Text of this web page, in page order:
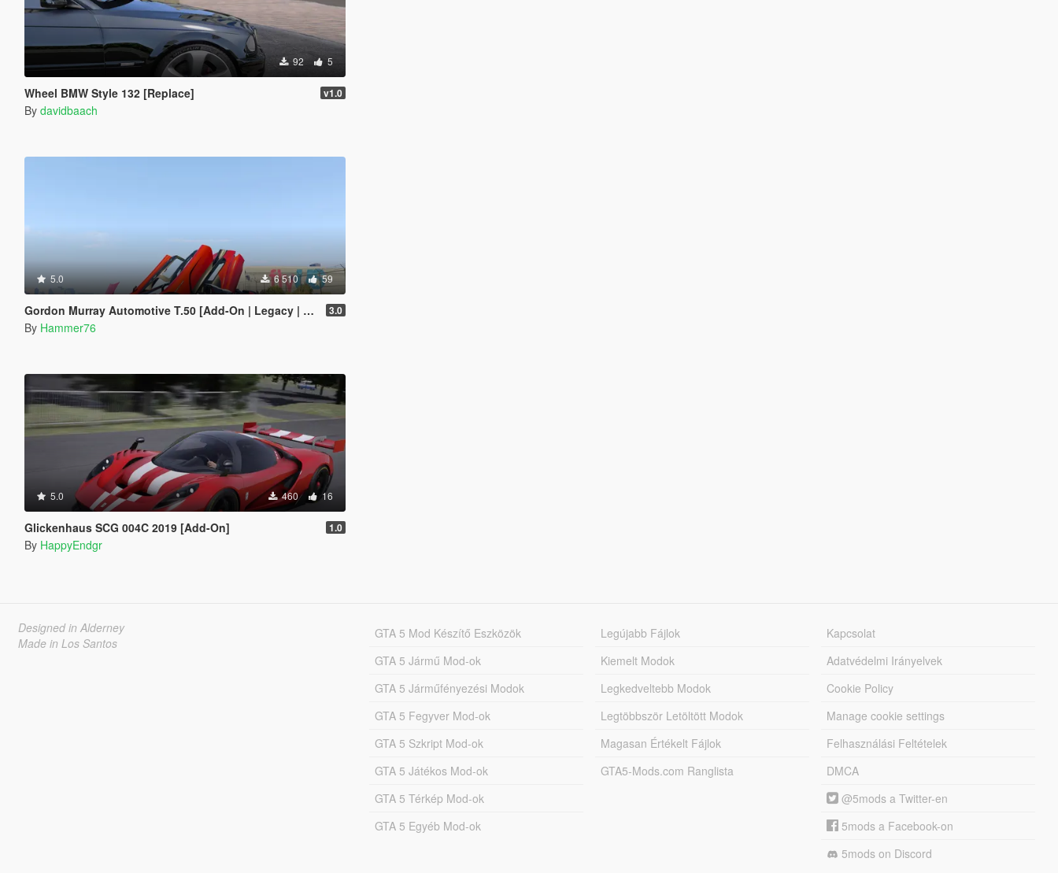
92 5
Wheel BMW Style 132 [Replace] v1.0
By davidbaach
5.0 6 510 59
Gordon Murray Automotive T.50 [Add-On | Legacy | Enhanced] 3.0
By Hammer76
5.0 460 16
Glickenhaus SCG 004C 2019 [Add-On] 1.0
By HappyEndgr
Designed in Alderney
Made in Los Santos
GTA 5 Mod Készítő Eszközök
GTA 5 Jármű Mod-ok
GTA 5 Járműfényezési Modok
GTA 5 Fegyver Mod-ok
GTA 5 Szkript Mod-ok
GTA 5 Játékos Mod-ok
GTA 5 Térkép Mod-ok
GTA 5 Egyéb Mod-ok
Legújabb Fájlok
Kiemelt Modok
Legkedveltebb Modok
Legtöbbször Letöltött Modok
Magasan Értékelt Fájlok
GTA5-Mods.com Ranglista
Kapcsolat
Adatvédelmi Irányelvek
Cookie Policy
Manage cookie settings
Felhasználási Feltételek
DMCA
@5mods a Twitter-en
5mods a Facebook-on
5mods on Discord